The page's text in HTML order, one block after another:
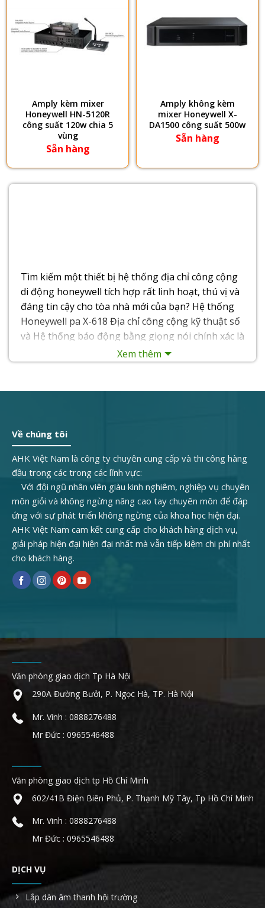
Amply kèm mixer
Honeywell HN-5120R
công suất 120w chia 5
vùng
Sẵn hàng
Amply không kèm
mixer Honeywell X-
DA1500 công suất 500w
Sẵn hàng
Tìm kiếm một thiết bị hệ thống địa chỉ công cộng
di động honeywell tích hợp rất linh hoạt, thú vị và
đáng tin cậy cho tòa nhà mới của bạn? Hệ thống
Honeywell pa X-618 Địa chỉ công cộng kỹ thuật số
và Hệ thống báo động bằng giọng nói chính xác là
những gì bạn cần có Chất lượng X Wonderful
được xác định lại, Thiết kế Xpert và Lợi ích Xtra.
Xem thêm
Về chúng tôi
AHK Việt Nam là công ty chuyên cung cấp và thi công hàng
đầu trong các trong các lĩnh vực:
Với đội ngũ nhân viên giàu kinh nghiêm, nghiệp vụ chuyên
môn giỏi và không ngừng nâng cao tay chuyên môn để đáp
ứng với sự phát triển không ngừng của khoa học hiện đại.
AHK Việt Nam cam kết cung cấp cho khách hàng dịch vụ,
giải pháp hiện đại hiện đại nhất mà vẫn tiếp kiệm chi phí nhất
cho khách hàng.
Văn phòng giao dịch Tp Hà Nội
290A Đường Bưởi, P. Ngọc Hà, TP. Hà Nội
Mr. Vinh : 0888276488
Mr Đức : 0965546488
Văn phòng giao dịch tp Hồ Chí Minh
602/41B Điện Biên Phủ, P. Thạnh Mỹ Tây, Tp Hồ Chí Minh
Mr. Vinh : 0888276488
Mr Đức : 0965546488
DỊCH VỤ
Lắp dàn âm thanh hội trường